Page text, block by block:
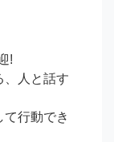
!
、人と話す
行動でき